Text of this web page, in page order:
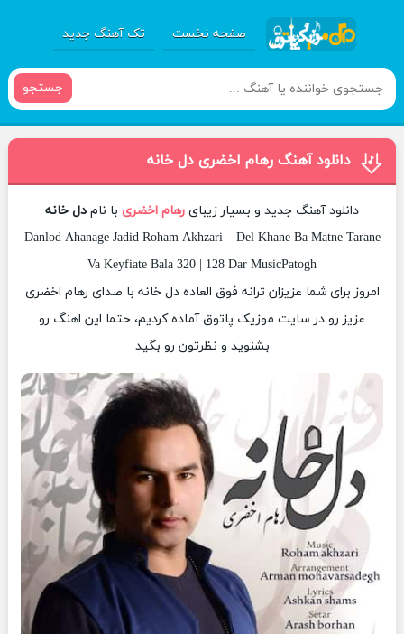
صفحه نخست تک آهنگ جدید
جستجو
دانلود آهنگ رهام اخضری دل خانه
دانلود آهنگ جدید و بسیار زیبای رهام اخضری با نام دل خانه
Danlod Ahanage Jadid Roham Akhzari – Del Khane Ba Matne Tarane
Va Keyfiate Bala 320 | 128 Dar MusicPatogh
امروز برای شما عزیزان ترانه فوق العاده دل خانه با صدای رهام اخضری
عزیز رو در سایت موزیک پاتوق آماده کردیم، حتما این اهنگ رو
بشنوید و نظرتون رو بگید